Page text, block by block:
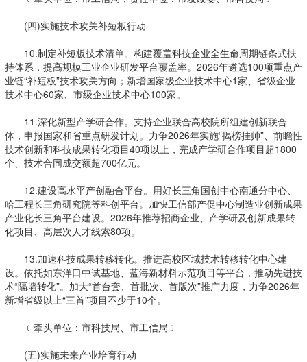
(四)实施技术攻关补短板行动
10.制定补短板技术清单。构建覆盖科技企业全生命周期链条式扶
持体系，提高规模工业企业研发平台覆盖率。2026年遴选100项重点产
业链“补短板”技术攻关方向；新增国家级企业技术中心1家、省级企业
技术中心60家、市级企业技术中心100家。
11.深化新型产学研合作。支持企业联合高校院所组建创新联合
体，申报国家和省重点研发计划。力争2026年实施“揭榜挂帅”、前瞻性
技术创新和科技成果转化项目40项以上，完成产学研合作项目超1800
个、技术合同成交额超700亿元。
12.建设高水平产创融合平台。用好长三角国创中心南通分中心、
哈工程长三角研究院等科创平台。加快工信部产促中心制造业创新成果
产业化长三角平台建设。2026年推荐招商企业、产学研及创新成果转
化项目、高层次人才线索80项。
13.加速科技成果转移转化。推进高校区域技术转移转化中心建
设。依托如东洋口中试基地、蓝海新材料示范项目等平台，推动先进技
术“隔墙转化”。加大“首台套、首批次、首版次”推广力度，力争2026年
新增省级以上“三首”项目不少于10个。
﹝牵头单位：市科技局、市工信局﹞
(五)实施未来产业培育行动